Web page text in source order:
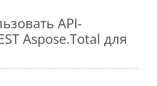
API-
Aspose.Total для